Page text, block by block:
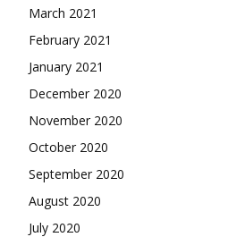
March 2021
February 2021
January 2021
December 2020
November 2020
October 2020
September 2020
August 2020
July 2020